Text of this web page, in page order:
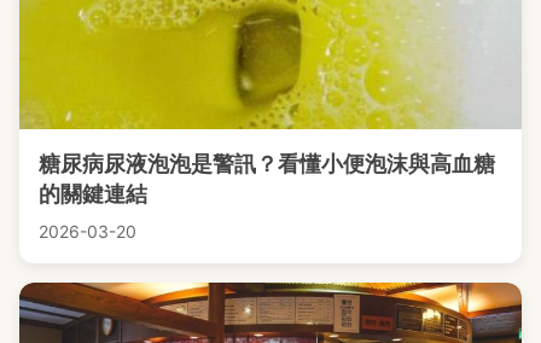
糖尿病尿液泡泡是警訊？看懂小便泡沫與高血糖
的關鍵連結
2026-03-20